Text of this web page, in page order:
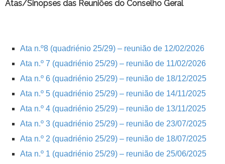
Atas/Sinopses das Reuniões do Conselho Geral
Ata n.º8 (quadriénio 25/29) – reunião de 12/02/2026
Ata n.º 7 (quadriénio 25/29) – reunião de 11/02/2026
Ata n.º 6 (quadriénio 25/29) – reunião de 18/12/2025
Ata n.º 5 (quadriénio 25/29) – reunião de 14/11/2025
Ata n.º 4 (quadriénio 25/29) – reunião de 13/11/2025
Ata n.º 3 (quadriénio 25/29) – reunião de 23/07/2025
Ata n.º 2 (quadriénio 25/29) – reunião de 18/07/2025
Ata n.º 1 (quadriénio 25/29) – reunião de 25/06/2025